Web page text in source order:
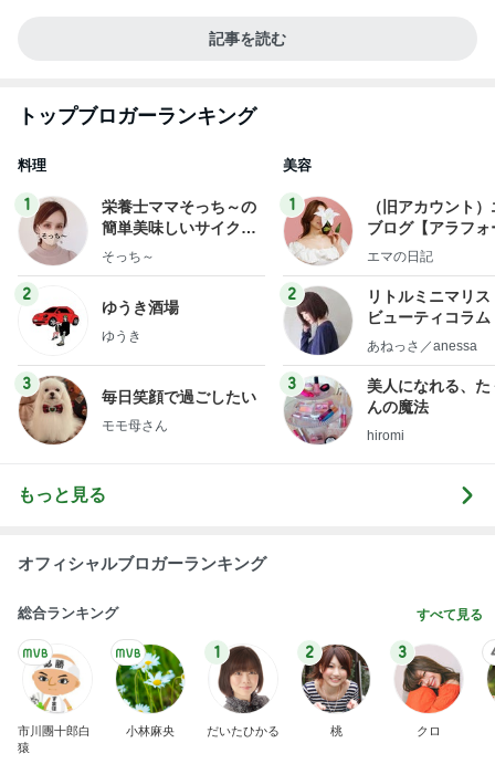
記事を読む
トップブロガーランキング
料理
1
栄養士ママそっち～の
簡単美味しいサイクル
献立
そっち～
2
ゆうき酒場
ゆうき
3
毎日笑顔で過ごしたい
モモ母さん
美容
1
（旧アカウント
ブログ【アラフォ
社売却セカンドラ
エマの日記
2
リトルミニマリス
ビューティコラ
little
あねっさ／anessa
3
美人になれる、た
んの魔法
hiromi
もっと見る
オフィシャルブロガーランキング
総合ランキング すべて見る
市川團十郎白
猿
小林麻央
1
だいたひかる
2
桃
3
クロ